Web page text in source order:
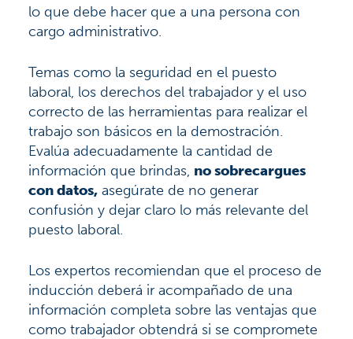
lo que debe hacer que a una persona con
cargo administrativo.
Temas como la seguridad en el puesto
laboral, los derechos del trabajador y el uso
correcto de las herramientas para realizar el
trabajo son básicos en la demostración.
Evalúa adecuadamente la cantidad de
información que brindas, no sobrecargues
con datos, asegúrate de no generar
confusión y dejar claro lo más relevante del
puesto laboral.
Los expertos recomiendan que el proceso de
inducción deberá ir acompañado de una
información completa sobre las ventajas que
como trabajador obtendrá si se compromete